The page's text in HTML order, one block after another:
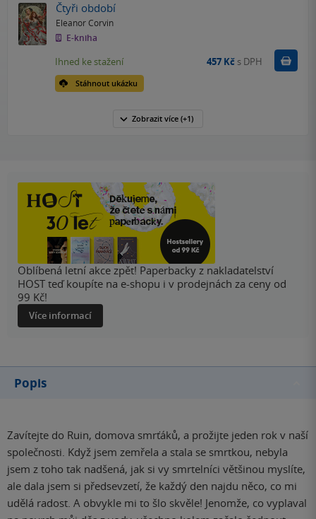
Čtyři období
Eleanor Corvin
E-kniha
Stáhnout ukázku
Ihned ke stažení 457 Kč s DPH Koupit
Zobrazit více (+1)
Oblíbená letní akce zpět! Paperbacky z nakladatelství
HOST teď koupíte na e-shopu i v prodejnách za ceny od
99 Kč!
Více informací
Popis
Zavítejte do Ruin, domova smrťáků, a prožijte jeden rok v naší
společnosti. Když jsem zemřela a stala se smrtkou, nebyla
jsem z toho tak nadšená, jak si vy smrtelníci většinou myslíte,
ale dala jsem si předsevzetí, že každý den najdu něco, co mi
udělá radost. A obvykle mi to šlo skvěle! Jenomže, co vyplaval